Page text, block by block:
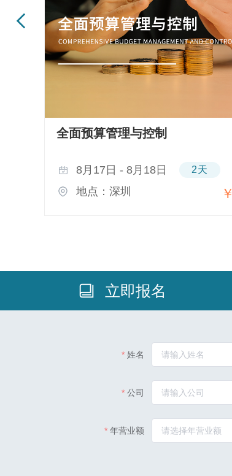
全面预算管理与控制
8月17日 - 8月18日 2天
地点：深圳 ￥
立即报名
姓名
公司
年营业额